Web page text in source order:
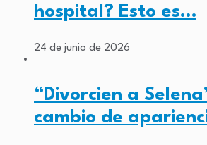
hospital? Esto es…
24 de junio de 2026
“Divorcien a
cambio de